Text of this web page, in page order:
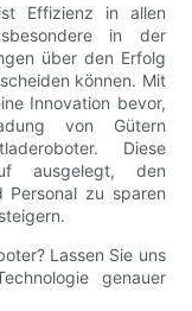
Effizienz in allen
in der
über den Erfolg
können. Mit
Innovation bevor,
von Gütern
Diese
ausgelegt, den
Personal zu sparen
Lassen Sie uns
genauer